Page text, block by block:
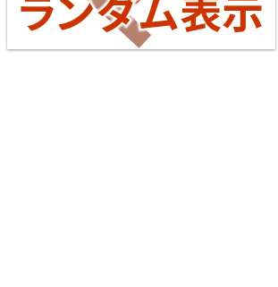
5
台湾全島配線略図2025 臺灣鐵路公司